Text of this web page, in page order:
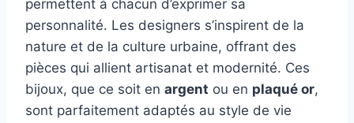
permettent à chacun d’exprimer sa
personnalité. Les designers s’inspirent de la
nature et de la culture urbaine, offrant des
pièces qui allient artisanat et modernité. Ces
bijoux, que ce soit en argent ou en plaqué or,
sont parfaitement adaptés au style de vie